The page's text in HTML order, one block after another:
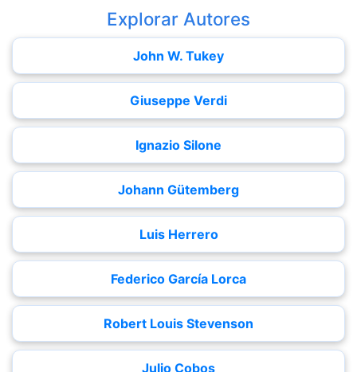
Explorar Autores
John W. Tukey
Giuseppe Verdi
Ignazio Silone
Johann Gütemberg
Luis Herrero
Federico García Lorca
Robert Louis Stevenson
Julio Cobos